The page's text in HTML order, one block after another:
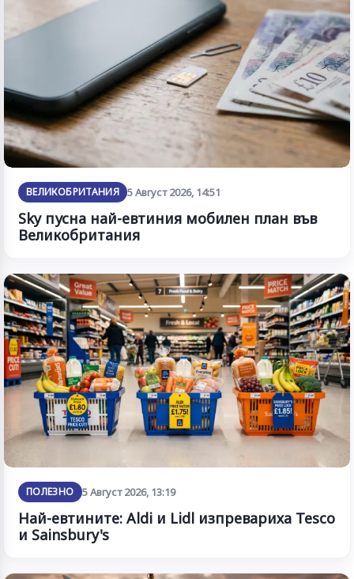
ВЕЛИКОБРИТАНИЯ 5 Август 2026, 14:51
Sky пусна най-евтиния мобилен план във
Великобритания
ПОЛЕЗНО 5 Август 2026, 13:19
Най-евтините: Aldi и Lidl изпревариха Tesco
и Sainsbury's